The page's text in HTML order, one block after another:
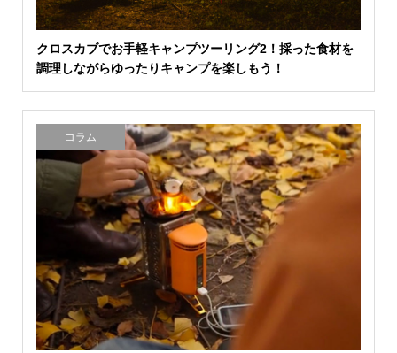
クロスカブでお手軽キャンプツーリング2！採った食材を
調理しながらゆったりキャンプを楽しもう！
コラム